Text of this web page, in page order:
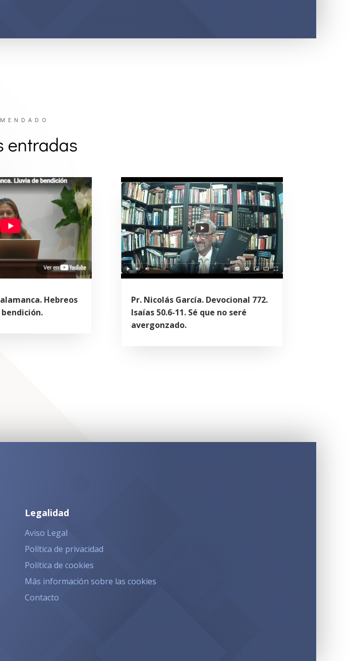
entradas
Hebreos
bendición.
Pr. Nicolás García. Devocional 772.
Isaías 50.6-11. Sé que no seré
avergonzado.
Legalidad
Aviso Legal
Política de privacidad
Política de cookies
Más información sobre las cookies
Contacto